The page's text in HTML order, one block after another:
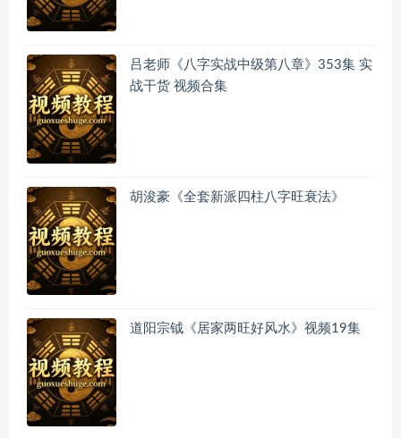
吕老师《八字实战中级第八章》353集 实
战干货 视频合集
胡浚豪《全套新派四柱八字旺衰法》
道阳宗钺《居家两旺好风水》视频19集